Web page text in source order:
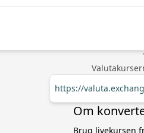
https://
Om
Brug livekursen